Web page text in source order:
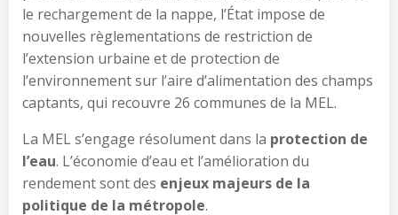
le rechargement de la nappe, l’État impose de
nouvelles règlementations de restriction de
l’extension urbaine et de protection de
l’environnement sur l’aire d’alimentation des champs
captants, qui recouvre 26 communes de la MEL.
La MEL s’engage résolument dans la protection de
l’eau. L’économie d’eau et l’amélioration du
rendement sont des enjeux majeurs de la
politique de la métropole.